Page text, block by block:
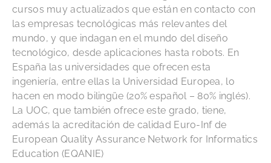
cursos muy actualizados que están en contacto con
las empresas tecnológicas más relevantes del
mundo, y que indagan en el mundo del diseño
tecnológico, desde aplicaciones hasta robots. En
España las universidades que ofrecen esta
ingeniería, entre ellas la Universidad Europea, lo
hacen en modo bilingüe (20% español – 80% inglés).
La UOC, que también ofrece este grado, tiene,
además la acreditación de calidad Euro-Inf de
European Quality Assurance Network for Informatics
Education (EQANIE)